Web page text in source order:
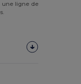
une ligne de